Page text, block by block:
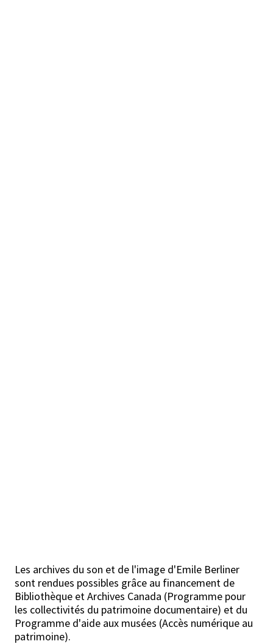
Les archives du son et de l'image d'Emile Berliner
sont rendues possibles grâce au financement de
Bibliothèque et Archives Canada (Programme pour
les collectivités du patrimoine documentaire) et du
Programme d'aide aux musées (Accès numérique au
patrimoine).